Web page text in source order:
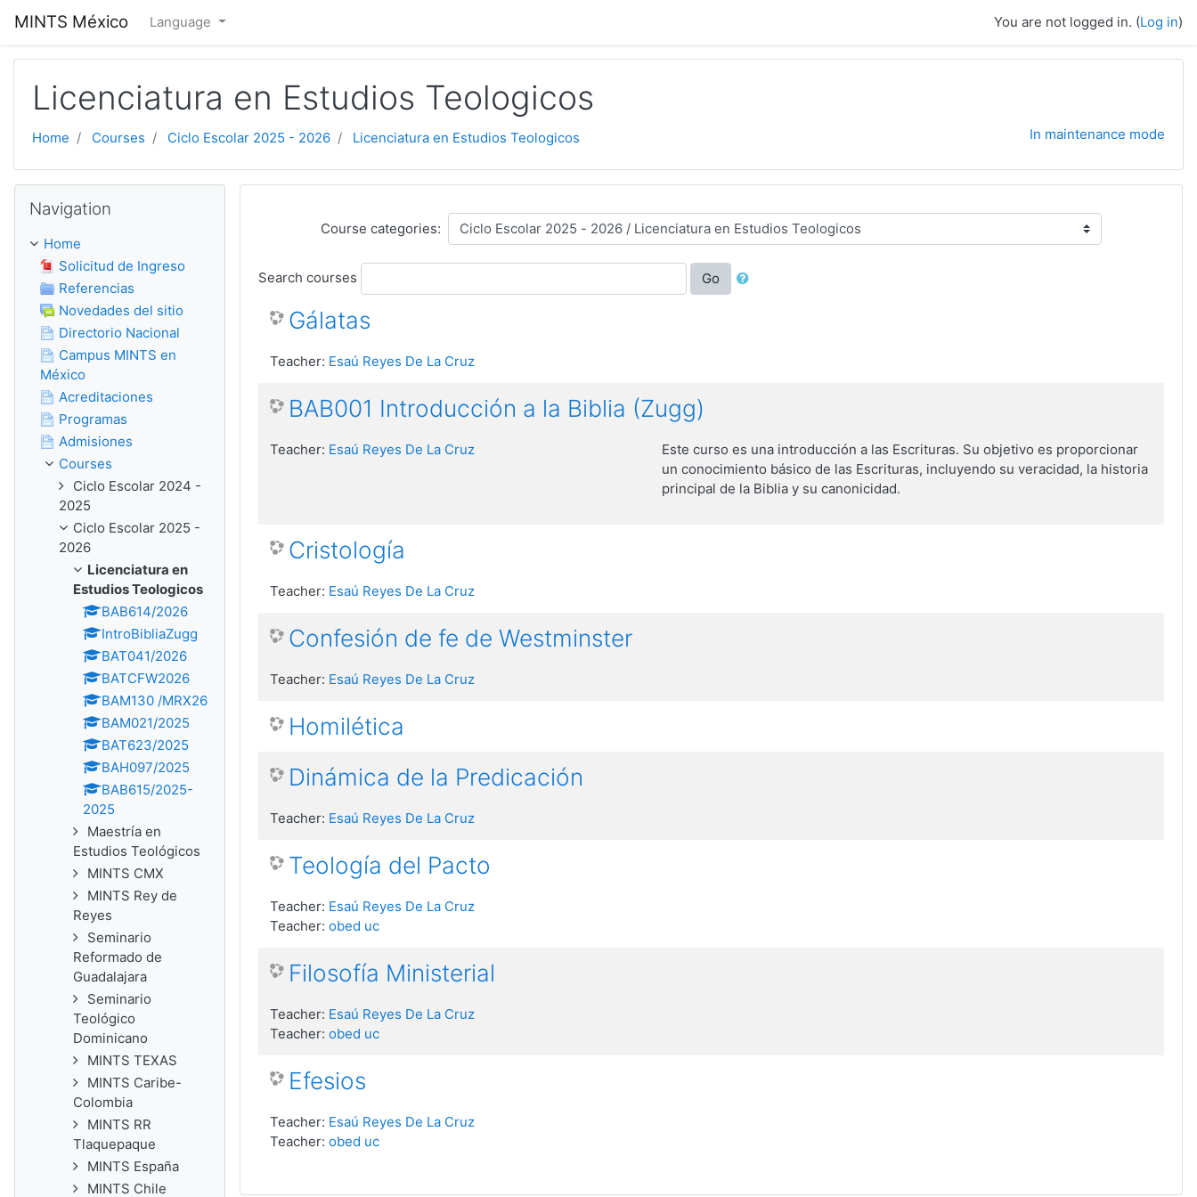
MINTS México Language You are not logged in. (Log in)
Licenciatura en Estudios Teologicos
Home Courses Ciclo Escolar 2025 - 2026 Licenciatura en Estudios Teologicos In maintenance mode
Course categories:
Search courses Go
Gálatas
Teacher: Esaú Reyes De La Cruz
BAB001 Introducción a la Biblia (Zugg)
Este curso es una introducción a las Escrituras. Su objetivo es proporcionar
un conocimiento básico de las Escrituras, incluyendo su veracidad, la historia
principal de la Biblia y su canonicidad.
Teacher: Esaú Reyes De La Cruz
Cristología
Teacher: Esaú Reyes De La Cruz
Confesión de fe de Westminster
Teacher: Esaú Reyes De La Cruz
Homilética
Dinámica de la Predicación
Teacher: Esaú Reyes De La Cruz
Teología del Pacto
Teacher: Esaú Reyes De La Cruz
Teacher: obed uc
Filosofía Ministerial
Teacher: Esaú Reyes De La Cruz
Teacher: obed uc
Efesios
Teacher: Esaú Reyes De La Cruz
Teacher: obed uc
Navigation
Home
Solicitud de Ingreso
Referencias
Novedades del sitio
Directorio Nacional
Campus MINTS en
México
Acreditaciones
Programas
Admisiones
Courses
Ciclo Escolar 2024 -
2025
Ciclo Escolar 2025 -
2026
Licenciatura en
Estudios Teologicos
BAB614/2026
IntroBibliaZugg
BAT041/2026
BATCFW2026
BAM130 /MRX26
BAM021/2025
BAT623/2025
BAH097/2025
BAB615/2025-
2025
Maestría en
Estudios Teológicos
MINTS CMX
MINTS Rey de
Reyes
Seminario
Reformado de
Guadalajara
Seminario
Teológico
Dominicano
MINTS TEXAS
MINTS Caribe-
Colombia
MINTS RR
Tlaquepaque
MINTS España
MINTS Chile